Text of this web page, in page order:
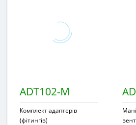
ADT102-M
Комплект адаптерів
(фітингів)